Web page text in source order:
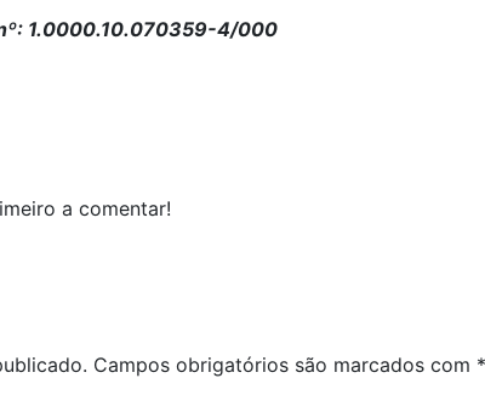
1.0000.10.070359-4/000
a comentar!
Campos obrigatórios são marcados com *